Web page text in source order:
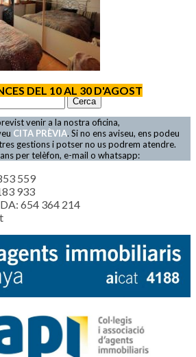
DEL 10 AL 30 D'AGOST
venir a la nostra oficina,
CITA PRÈVIA. Si no ens aviseu, ens podeu
gestions i potser no us podrem atendre.
per telèfon, e-mail o whatsapp:
559
933
654 364 214